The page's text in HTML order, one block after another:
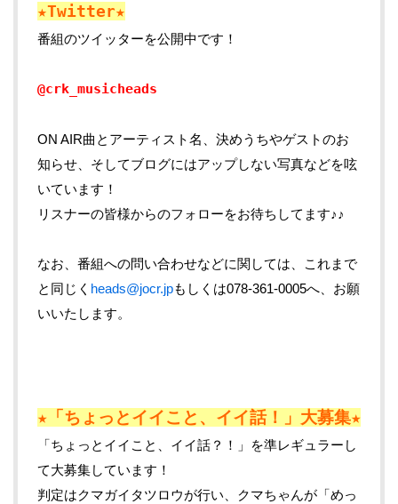
★Twitter★
番組のツイッターを公開中です！
@crk_musicheads
ON AIR曲とアーティスト名、決めうちやゲストのお
知らせ、そしてブログにはアップしない写真などを呟
いています！
リスナーの皆様からのフォローをお待ちしてます♪♪
なお、番組への問い合わせなどに関しては、これまで
と同じく heads@jocr.jpもしくは078-361-0005へ、お願
いいたします。
★「ちょっとイイこと、イイ話！」大募集★
「ちょっとイイこと、イイ話？！」を準レギュラーし
て大募集しています！
判定はクマガイタツロウが行い、クマちゃんが「めっ